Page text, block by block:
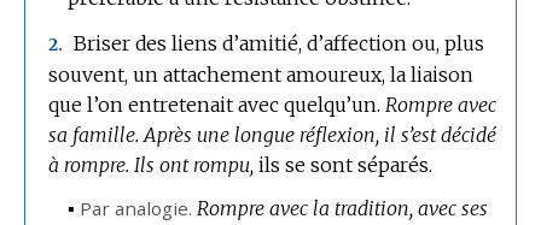
2. Briser des liens d’amitié, d’affection ou, plus
souvent, un attachement amoureux, la liaison
que l’on entretenait avec quelqu’un. Rompre avec
sa famille. Après une longue réflexion, il s’est décidé
à rompre. Ils ont rompu, ils se sont séparés.
▪ Par analogie. Rompre avec la tradition, avec ses